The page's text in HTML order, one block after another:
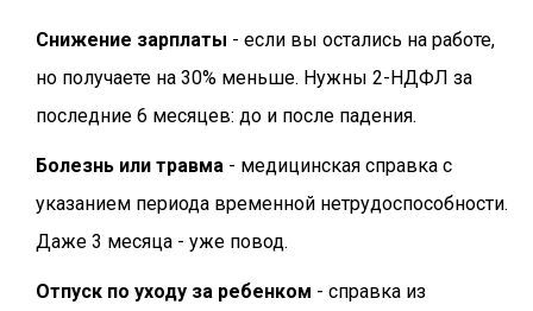
Снижение зарплаты - если вы остались на работе,
но получаете на 30% меньше. Нужны 2-НДФЛ за
последние 6 месяцев: до и после падения.
Болезнь или травма - медицинская справка с
указанием периода временной нетрудоспособности.
Даже 3 месяца - уже повод.
Отпуск по уходу за ребенком - справка из